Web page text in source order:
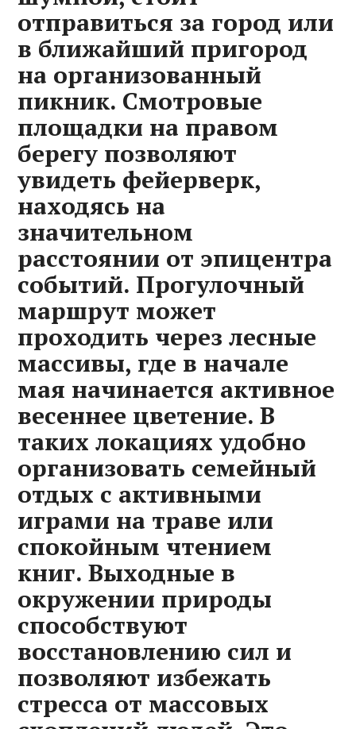
отправиться за город или
в ближайший пригород
на организованный
пикник. Смотровые
площадки на правом
берегу позволяют
увидеть фейерверк,
находясь на
значительном
расстоянии от эпицентра
событий. Прогулочный
маршрут может
проходить через лесные
массивы, где в начале
мая начинается активное
весеннее цветение. В
таких локациях удобно
организовать семейный
отдых с активными
играми на траве или
спокойным чтением
книг. Выходные в
окружении природы
способствуют
восстановлению сил и
позволяют избежать
стресса от массовых